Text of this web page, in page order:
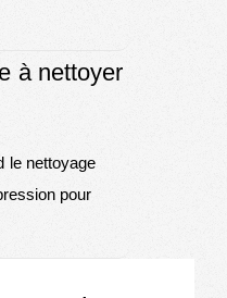
à nettoyer
le nettoyage
pour